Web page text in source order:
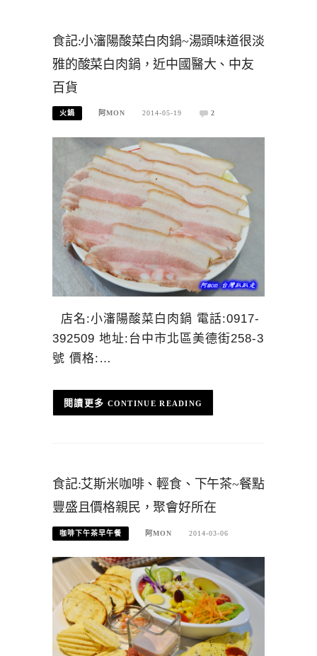
食記:小瀋陽酸菜白肉鍋~湯頭味道很淡
雅的酸菜白肉鍋，近中國醫大、中友
百貨
火鍋 阿MON 2014-05-19 2
店名:小瀋陽酸菜白肉鍋 電話:0917-
392509 地址:台中市北區美德街258-3
號 價格:…
CONTINUE READING
食記:艾斯米咖啡、輕食、下午茶~餐點
豐盛且價格親民，聚會好所在
咖啡下午茶早午餐 阿MON 2014-03-06